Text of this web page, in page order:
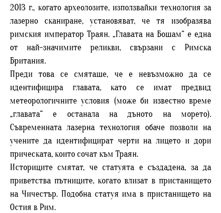
2013 г., когато археолозите, използвайки технология за
лазерно сканиране, установяват, че тя изобразява
римския император Траян. „Главата на Бошам“ е една
от най-значимите реликви, свързани с Римска
Британия.
Преди това се смяташе, че е невъзможно да се
идентифицира главата, като се имат предвид
метеорологичните условия (може би известно време
„главата“ е останала на дъното на морето).
Съвременната лазерна технология обаче позволи на
учените да идентифицират черти на лицето и дори
прическата, които сочат към Траян.
Историците смятат, че статуята е създадена, за да
приветства пътниците, когато влизат в пристанището
на Чичестър. Подобна статуя има в пристанището на
Остия в Рим.